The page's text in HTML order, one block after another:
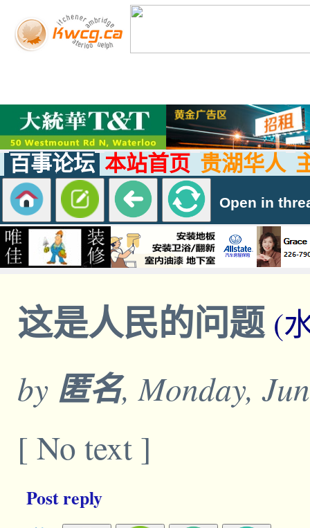
百事论坛 本站首页 贵湖华人
Open in
这是人民的问题 (
by 匿名, Monday,
[ No text ]
Post reply